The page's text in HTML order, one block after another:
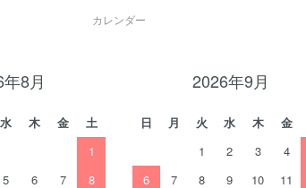
カレンダー
8月
水 木 金
土
1
5 6 7
8
2026年9月
日 月 火 水 木 金
1
2 3 4
6
7 8 9 10 11